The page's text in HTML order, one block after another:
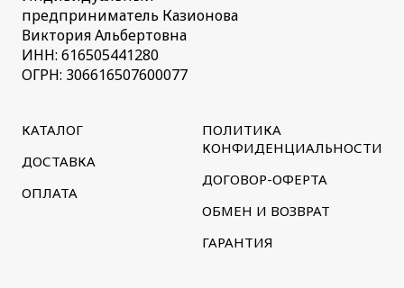
предприниматель Казионова
Виктория Альбертовна
ИНН: 616505441280
ОГРН: 306616507600077
КАТАЛОГ
ДОСТАВКА
ОПЛАТА
ПОЛИТИКА
КОНФИДЕНЦИАЛЬНОСТИ
ДОГОВОР-ОФЕРТА
ОБМЕН И ВОЗВРАТ
ГАРАНТИЯ